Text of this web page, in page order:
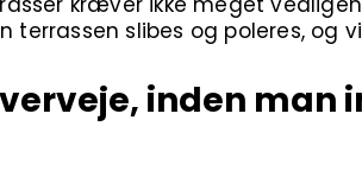
terrassen slibes og poleres, og
inden man